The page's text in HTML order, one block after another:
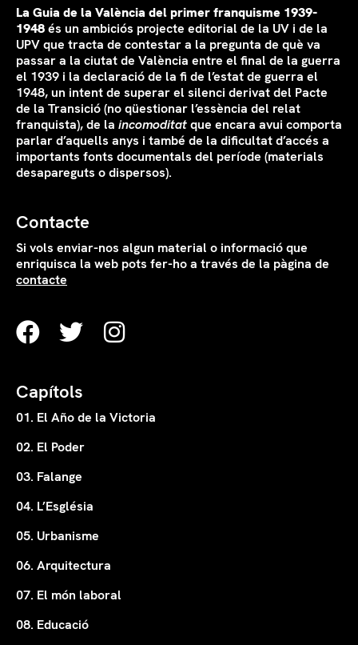
La Guia de la València del primer franquisme 1939-
1948és un ambiciós projecte editorial de la UV i de la
UPV que tracta de contestar a la pregunta de què va
passar a la ciutat de València entre el final de la guerra
el 1939 i la declaració de la fi de l’estat de guerra el
1948, un intent de superar el silenci derivat del Pacte
de la Transició (no qüestionar l’essència del relat
franquista), de la incomoditatque encara avui comporta
parlar d’aquells anys i també de la dificultat d’accés a
importants fonts documentals del període (materials
desapareguts o dispersos).
Contacte
Si vols enviar-nos algun material o informació que
enriquisca la web pots fer-ho a través de la pàgina de
contacte
Capítols
01. El Año de la Victoria
02. El Poder
03. Falange
04. L’Església
05. Urbanisme
06. Arquitectura
07. El món laboral
08. Educació